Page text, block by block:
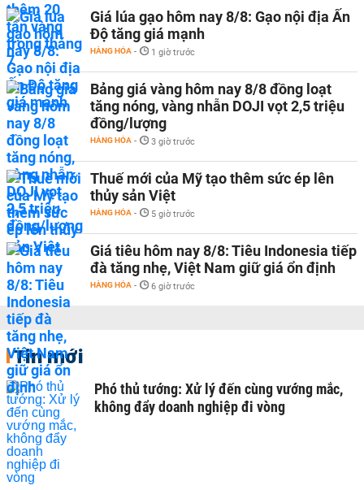
Giá lúa gạo hôm nay 8/8: Gạo nội địa Ấn
Độ tăng giá mạnh
HÀNG HÓA - 1 giờ trước
Bảng giá vàng hôm nay 8/8 đồng loạt
tăng nóng, vàng nhẫn DOJI vọt 2,5 triệu
đồng/lượng
HÀNG HÓA - 3 giờ trước
Thuế mới của Mỹ tạo thêm sức ép lên
thủy sản Việt
HÀNG HÓA - 5 giờ trước
Giá tiêu hôm nay 8/8: Tiêu Indonesia tiếp
đà tăng nhẹ, Việt Nam giữ giá ổn định
HÀNG HÓA - 6 giờ trước
Tin mới
Phó thủ tướng: Xử lý đến cùng vướng mắc,
không đẩy doanh nghiệp đi vòng